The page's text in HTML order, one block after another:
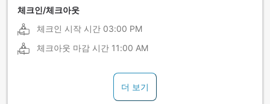
체크인/체크아웃
체크인 시작 시간 03:00 PM
체크아웃 마감 시간 11:00 AM
더 보기